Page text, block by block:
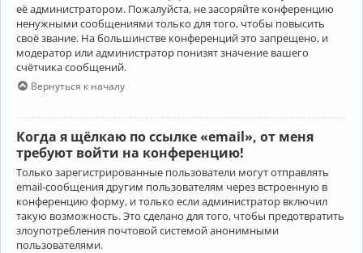
её администратором. Пожалуйста, не засоряйте конференцию
ненужными сообщениями только для того, чтобы повысить
своё звание. На большинстве конференций это запрещено, и
модератор или администратор понизят значение вашего
счётчика сообщений.
Вернуться к началу
Когда я щёлкаю по ссылке «email», от меня
требуют войти на конференцию!
Только зарегистрированные пользователи могут отправлять
email-сообщения другим пользователям через встроенную в
конференцию форму, и только если администратор включил
такую возможность. Это сделано для того, чтобы предотвратить
злоупотребления почтовой системой анонимными
пользователями.